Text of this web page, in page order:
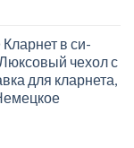
в си-
чехол с
для кларнета,